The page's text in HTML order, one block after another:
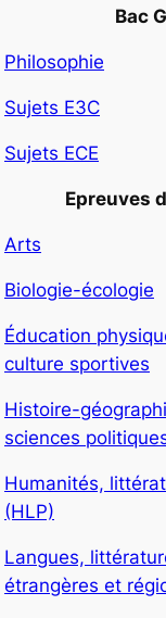
Bac
Philosophie
Sujets E3C
Sujets ECE
Epreuves
Arts
Biologie-écologie
Éducation
culture sportives
Histoire-
sciences
Humanités,
(HLP)
Langues,
étrangères et